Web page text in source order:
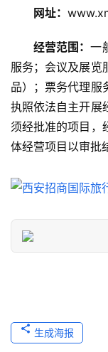
热
门
景
点
旅
游
息
化
网址：
经营范围：一
服务；会议及展览
品）；票务代理服
执照依法自主开展
须经批准的项目，
体经营项目以审批
生成海报